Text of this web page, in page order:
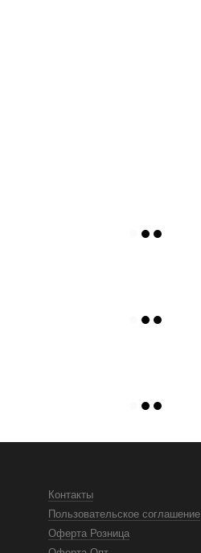
Контакты
Пользовательское соглашение
Оферта Розница